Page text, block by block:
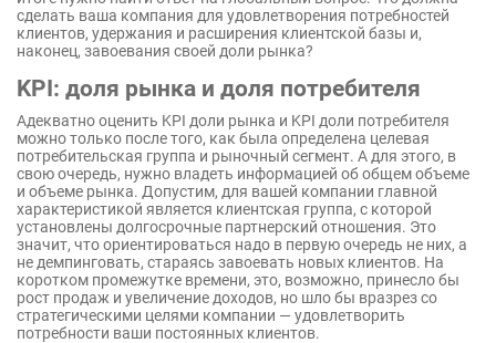
сделать ваша компания для удовлетворения потребностей
клиентов, удержания и расширения клиентской базы и,
наконец, завоевания своей доли рынка?
KPI: доля рынка и доля потребителя
Адекватно оценить KPI доли рынка и KPI доли потребителя
можно только после того, как была определена целевая
потребительская группа и рыночный сегмент. А для этого, в
свою очередь, нужно владеть информацией об общем объеме
и объеме рынка. Допустим, для вашей компании главной
характеристикой является клиентская группа, с которой
установлены долгосрочные партнерский отношения. Это
значит, что ориентироваться надо в первую очередь не них, а
не демпинговать, стараясь завоевать новых клиентов. На
коротком промежутке времени, это, возможно, принесло бы
рост продаж и увеличение доходов, но шло бы вразрез со
стратегическими целями компании — удовлетворить
потребности ваши постоянных клиентов.